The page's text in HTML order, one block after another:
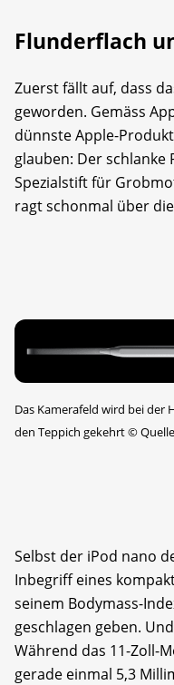
Flunderflach
Zuerst fällt auf, dass
geworden. Gemäss
dünnste Apple-
glauben: Der schlanke
Spezialstift für
ragt schonmal über
Das Kamerafeld wird bei der
den Teppich gekehrt©
Selbst der iPod nano
Inbegriff eines
seinem Bodymass-
geschlagen geben.
Während das 11-Zoll-
gerade einmal 5,3